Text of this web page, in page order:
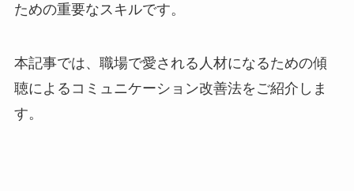
ための重要なスキルです。
本記事では、職場で愛される人材になるための傾
聴によるコミュニケーション改善法をご紹介しま
す。